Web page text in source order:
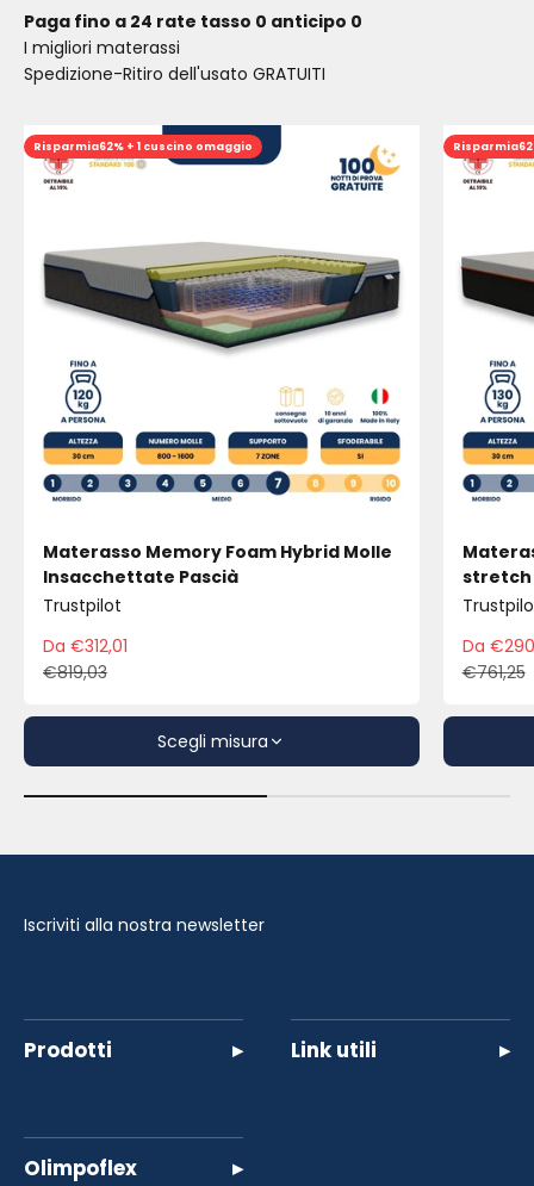
Paga fino a 24 rate tasso 0 anticipo 0
I migliori materassi
Spedizione-Ritiro dell'usato GRATUITI
Risparmia62% + 1 cuscino omaggio
Materasso Memory Foam Hybrid Molle
Insacchettate Pascià
Trustpilot
Prezzo scontato
Da €312,01
Prezzo
€819,03
Scegli misura
Risparmia
stretch
Da
€761,25
Iscriviti alla nostra newsletter
Prodotti ▸ Link utili ▸
Olimpoflex ▸